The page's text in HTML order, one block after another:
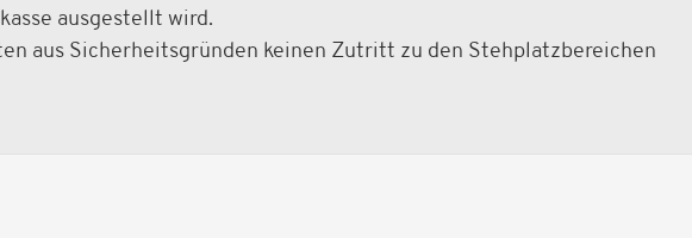
ausgestellt wird.
aus Sicherheitsgründen keinen Zutritt zu den Stehplatzbereichen